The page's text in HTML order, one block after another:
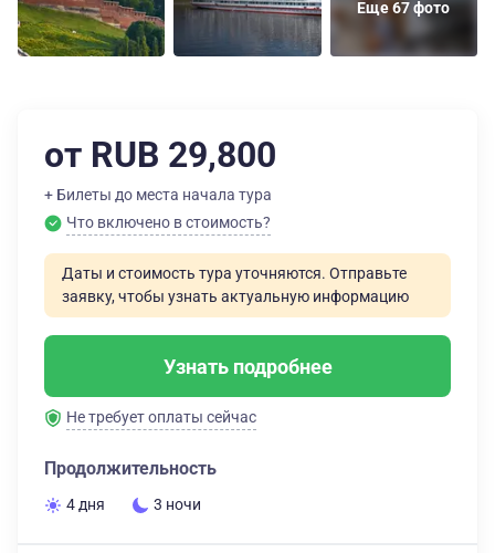
Еще 67 фото
от RUB 29,800
+ Билеты до места начала тура
Что включено в стоимость?
Даты и стоимость тура уточняются. Отправьте
заявку, чтобы узнать актуальную информацию
Узнать подробнее
Не требует оплаты сейчас
Продолжительность
4 дня 3 ночи